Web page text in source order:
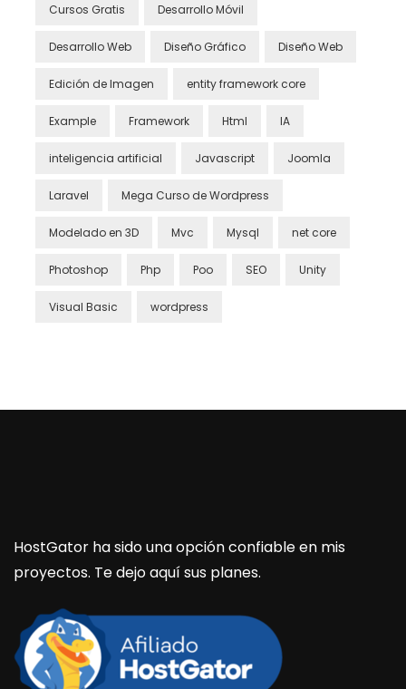
Cursos Gratis Desarrollo Móvil
Desarrollo Web Diseño Gráfico Diseño Web
Edición de Imagen entity framework core
Example Framework Html IA
inteligencia artificial Javascript Joomla
Laravel Mega Curso de Wordpress
Modelado en 3D Mvc Mysql net core
Photoshop Php Poo SEO Unity
Visual Basic wordpress
HostGator ha sido una opción confiable en mis
proyectos. Te dejo aquí sus planes.